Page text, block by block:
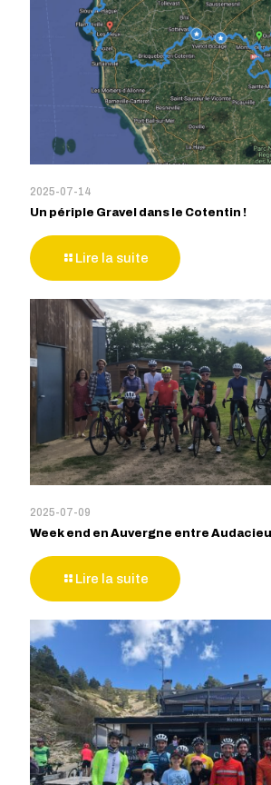
2025-07-14
Un périple Gravel dans le Cotentin !
Lire la suite
2025-07-09
Week end en Auvergne entre
Lire la suite